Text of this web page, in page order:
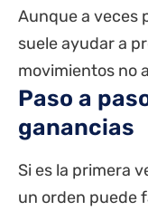
Aunque a veces
suele ayudar a
movimientos no
Paso a
ganancias
Si es la primera
un orden puede